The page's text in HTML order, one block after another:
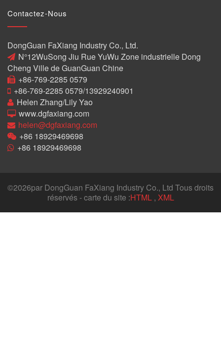
Contactez-Nous
DongGuan FaXiang Industry Co., Ltd.
N°12WuSong Jiu Rue YuWu Zone industrielle Dong
Cheng Ville de GuanGuan Chine
+86-769-2285 0579
+86-769-2285 0579/13929240901
Helen Zhang/Lily Yao
www.dgfaxiang.com
helen@dgfaxiang.com
+86 18929469698
+86 18929469698
©2026par DongGuan FaXiang Industry Co., Ltd Tous droits
réservés - carte du site :HTML, XML